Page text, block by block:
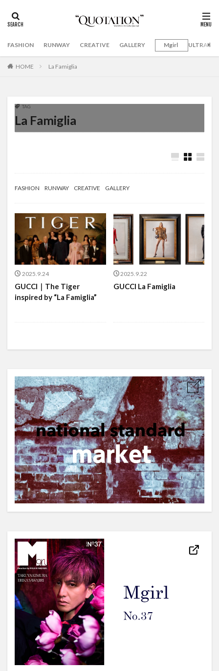
FASHION RUNWAY CREATIVE GALLERY Mgirl
HOME La Famiglia
TAG
La Famiglia
FASHION RUNWAY CREATIVE GALLERY
2025.9.24
GUCCI｜The Tiger
inspired by “La Famiglia”
2025.9.22
GUCCI La Famiglia